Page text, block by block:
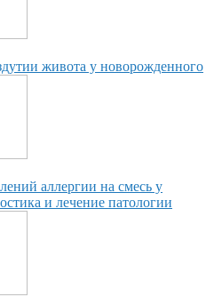
живота у новорожденного
аллергии на смесь у
и лечение патологии